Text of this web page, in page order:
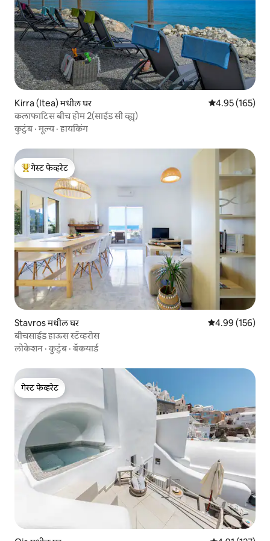
Kirra (Itea) मधील घर 5 पैकी 4.95
4.95 (165)
कलाफाटिस बीच होम 2(साईड सी व्ह्यू)
कुटुंब·मूल्य·हायकिंग
टॉप गेस्ट फेव्हरेट
गेस्ट फेव्हरेट
Stavros मधील घर 5 पैकी 4.99
4.99 (156)
बीचसाईड हाऊस स्टॅव्हरोस
लोकेशन ·कुटुंब·बॅकयार्ड
गेस्ट फेव्हरेट
गेस्ट फेव्हरेट